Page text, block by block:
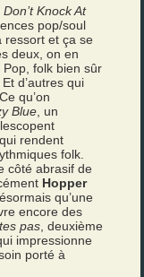
Knock At
pop/soul
ressort et ça se
deux, on en
folk bien sûr
d’autres qui
qu’on
Blue , un
rendent
folk.
côté abrasif de
Hopper
qu’une
encore des
pas , deuxième
qui impressionne
porté à